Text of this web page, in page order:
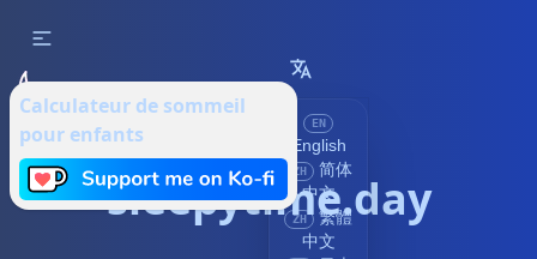
Calculateur de sommeil
pour enfants
EN
English
ZH
简体
中文
ZH
繁體
中文
sleepytime.day